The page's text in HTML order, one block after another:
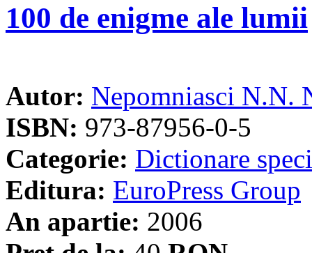
100 de enigme ale lumii
Autor: Nepomniasci N.N.
ISBN: 973-87956-0-5
Categorie: Dictionare
Editura: EuroPress Group
An apartie: 2006